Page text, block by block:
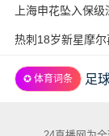
上海申花坠入保
热刺18岁新星摩
✪ 体育词条 足